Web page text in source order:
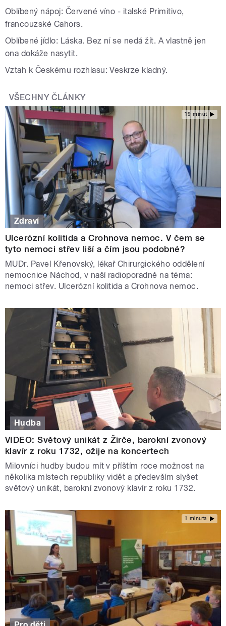
Oblíbený nápoj: Červené víno - italské Primitivo,
francouzské Cahors.
Oblíbené jídlo: Láska. Bez ní se nedá žít. A vlastně jen
ona dokáže nasytit.
Vztah k Českému rozhlasu: Veskrze kladný.
VŠECHNY ČLÁNKY
19 minut
Zdraví
Ulcerózní kolitida a Crohnova nemoc. V čem se
tyto nemoci střev liší a čím jsou podobné?
MUDr. Pavel Křenovský, lékař Chirurgického oddělení
nemocnice Náchod, v naší radioporadně na téma:
nemoci střev. Ulcerózní kolitida a Crohnova nemoc.
Hudba
VIDEO: Světový unikát z Žirče, barokní zvonový
klavír z roku 1732, ožije na koncertech
Milovníci hudby budou mít v příštím roce možnost na
několika místech republiky vidět a především slyšet
světový unikát, barokní zvonový klavír z roku 1732.
1 minuta